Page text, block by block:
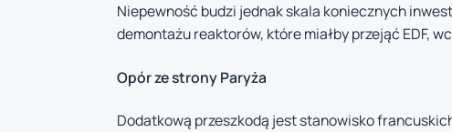
Niepewność budzi jednak skala koniecznych
demontażu reaktorów, które miałby przejąć EDF,
Opór ze strony Paryża
Dodatkową przeszkodą jest stanowisko